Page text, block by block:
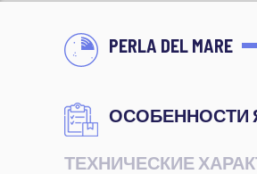
PERLA DEL MARE
ОСОБЕННОСТИ
ТЕХНИЧЕСКИЕ